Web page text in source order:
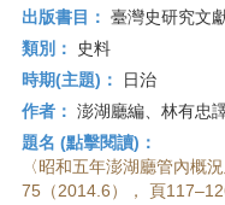
出版書目： 臺灣史研究文
類別：
史料
時期(主題)：
日治
作者： 澎湖廳編、林有忠
題名 (點擊閱讀)：
〈昭和五年澎湖廳管內概
75（2014.6）， 頁